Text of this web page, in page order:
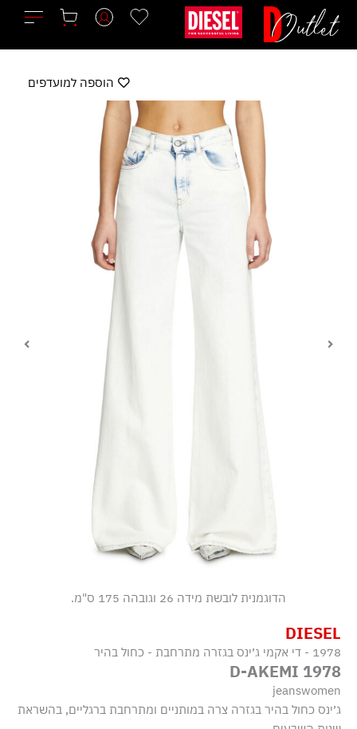
לתוכן
DIESEL
1978 - די אקמי ג׳ינס בגזרה מתרחבת - כחול בהיר
1978 D-AKEMI
jeanswomen
ג׳ינס כחול בהיר בגזרה צרה במותניים ומתרחבת ברגליים, בהשראת
הוספה למועדפים
הדוגמנית לובשת מידה 26 וגובהה 175 ס"מ.